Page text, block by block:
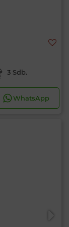
3 Sdb.
WhatsApp